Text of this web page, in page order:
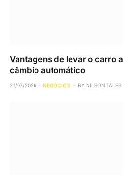
Vantagens de levar o carro
câmbio automático
21/07/2026 NEGÓCIOS BY NILSON TALES